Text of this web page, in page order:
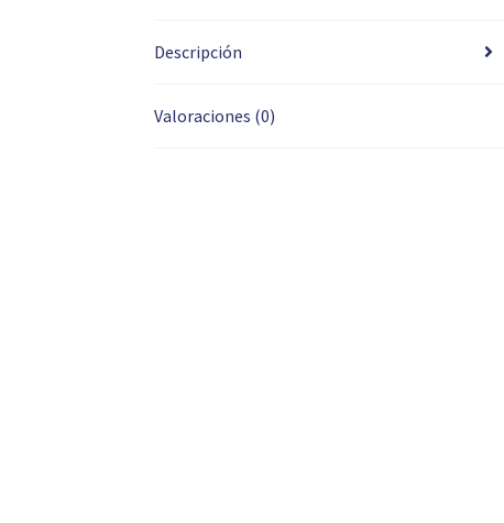
Descripción
Valoraciones (0)